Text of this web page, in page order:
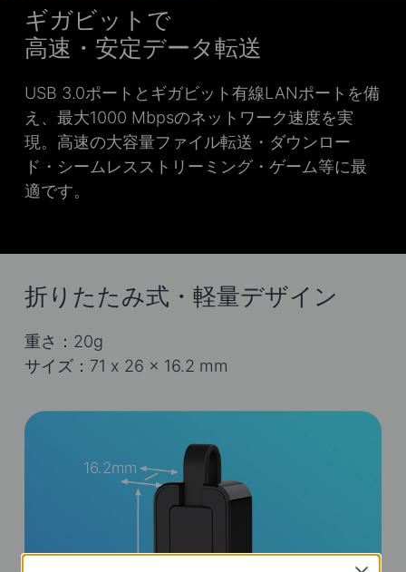
ギガビットで
高速・安定データ転送
USB 3.0ポートとギガビット有線LANポートを備
え、最大1000 Mbpsのネットワーク速度を実
現。高速の大容量ファイル転送・ダウンロー
ド・シームレスストリーミング・ゲーム等に最
適です。
折りたたみ式・軽量デザイン
重さ：20g
サイズ：71 x 26 x 16.2 mm
16.2mm